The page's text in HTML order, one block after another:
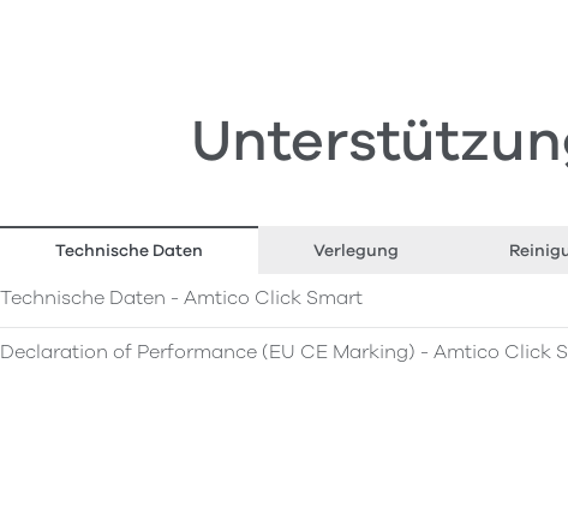
Technische Daten Verlegung
Technische Daten - Amtico Click Smart
Declaration of Performance (EU CE Marking) - Amtico Click